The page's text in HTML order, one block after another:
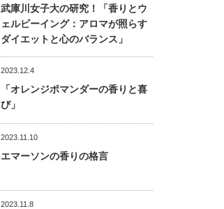
武庫川女子大の研究！「香りとウ
ェルビーイング：アロマが照らす
ダイエットと心のバランス」
2023.12.4
「オレンジポマンダーの香りと喜
び」
2023.11.10
エマーソンの香りの格言
2023.11.8